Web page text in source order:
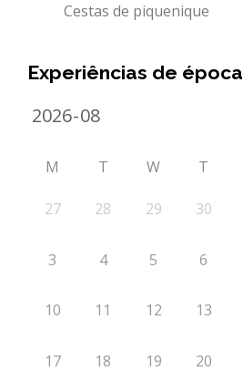
Cestas de piquenique
Experiências de época
M T W T
27 28 29 30
3 4 5 6
10 11 12 13
17 18 19 20